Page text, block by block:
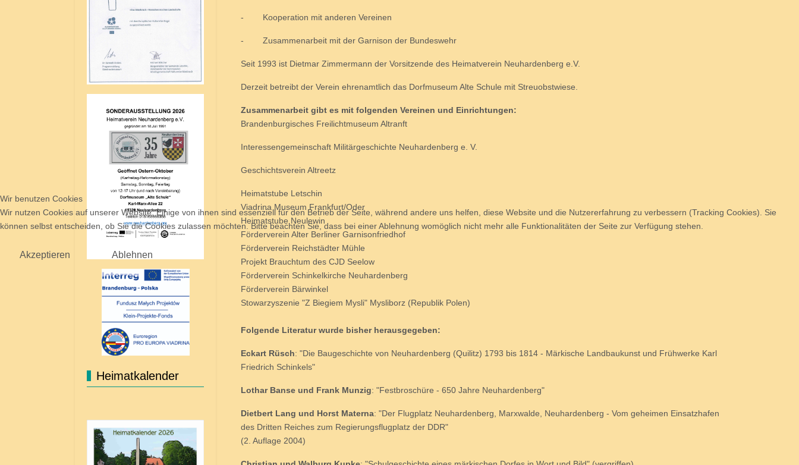
Heimatkalender
- Kooperation mit anderen Vereinen
- Zusammenarbeit mit der Garnison der Bundeswehr
Seit 1993 ist Dietmar Zimmermann der Vorsitzende des Heimatverein Neuhardenberg e.V.
Derzeit betreibt der Verein ehrenamtlich das Dorfmuseum Alte Schule mit Streuobstwiese.
Zusammenarbeit gibt es mit folgenden Vereinen und Einrichtungen:
Brandenburgisches Freilichtmuseum Altranft
Interessengemeinschaft Militärgeschichte Neuhardenberg e. V.
Geschichtsverein Altreetz
Heimatstube Letschin
Viadrina Museum Frankfurt/Oder
Heimatstube Neulewin
Förderverein Alter Berliner Garnisonfriedhof
Förderverein Reichstädter Mühle
Projekt Brauchtum des CJD Seelow
Förderverein Schinkelkirche Neuhardenberg
Förderverein Bärwinkel
Stowarzyszenie "Z Biegiem Mysli" Mysliborz (Republik Polen)
Folgende Literatur wurde bisher herausgegeben:
Eckart Rüsch: "Die Baugeschichte von Neuhardenberg (Quilitz) 1793 bis 1814 - Märkische Landbaukunst und Frühwerke Karl
Friedrich Schinkels"
Lothar Banse und Frank Munzig: "Festbroschüre - 650 Jahre Neuhardenberg"
Dietbert Lang und Horst Materna: "Der Flugplatz Neuhardenberg, Marxwalde, Neuhardenberg - Vom geheimen Einsatzhafen
des Dritten Reiches zum Regierungsflugplatz der DDR"
(2. Auflage 2004)
Wir benutzen Cookies
Wir nutzen Cookies auf unserer Website. Einige von ihnen sind essenziell für den Betrieb der Seite, während andere uns helfen, diese Website und die Nutzererfahrung zu verbessern (Tracking Cookies). Sie
können selbst entscheiden, ob Sie die Cookies zulassen möchten. Bitte beachten Sie, dass bei einer Ablehnung womöglich nicht mehr alle Funktionalitäten der Seite zur Verfügung stehen.
Akzeptieren Ablehnen